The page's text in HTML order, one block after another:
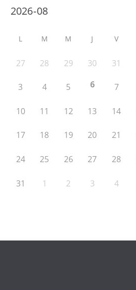
L M M J V
27 28 29 30 31
3 4 5 6 7
10 11 12 13 14
17 18 19 20 21
24 25 26 27 28
31 1 2 3 4